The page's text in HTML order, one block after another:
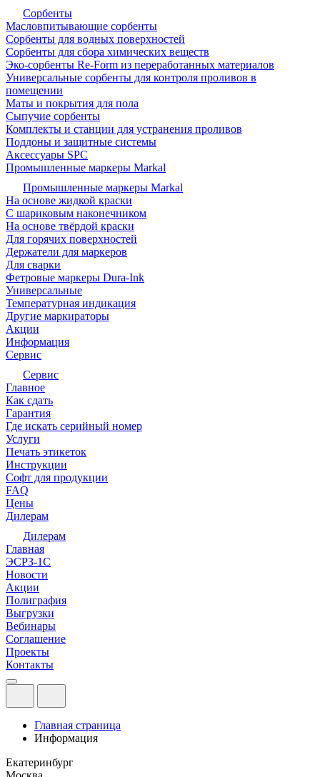
Сорбенты
Масловпитывающие сорбенты
Сорбенты для водных поверхностей
Сорбенты для сбора химических веществ
Эко-сорбенты Re-Form из переработанных материалов
Универсальные сорбенты для контроля проливов в
помещении
Маты и покрытия для пола
Сыпучие сорбенты
Комплекты и станции для устранения проливов
Поддоны и защитные системы
Аксессуары SPC
Промышленные маркеры Markal
Промышленные маркеры Markal
На основе жидкой краски
С шариковым наконечником
На основе твёрдой краски
Для горячих поверхностей
Держатели для маркеров
Для сварки
Фетровые маркеры Dura-Ink
Универсальные
Температурная индикация
Другие маркираторы
Акции
Информация
Сервис
Сервис
Главное
Как сдать
Гарантия
Где искать серийный номер
Услуги
Печать этикеток
Инструкции
Софт для продукции
FAQ
Цены
Дилерам
Дилерам
Главная
ЭСРЗ-1С
Новости
Акции
Полиграфия
Выгрузки
Вебинары
Соглашение
Проекты
Контакты
Главная страница
Информация
Екатеринбург